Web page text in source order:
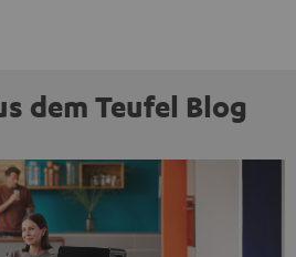
dem Teufel Blog